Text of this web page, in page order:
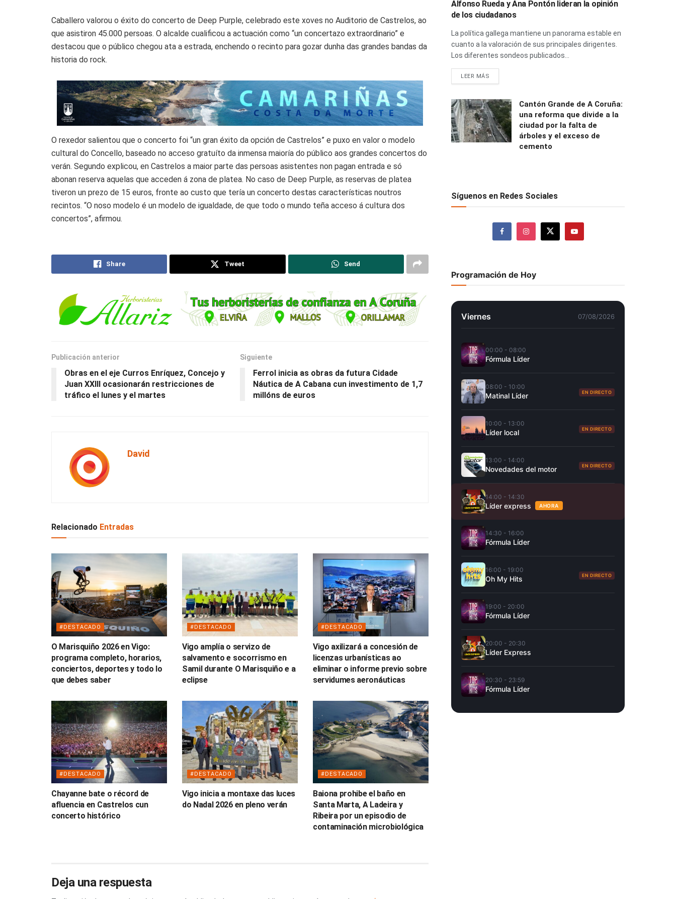
Caballero valorou o éxito do concerto de Deep Purple, celebrado este xoves no Auditorio de Castrelos, ao
que asistiron 45.000 persoas. O alcalde cualificou a actuación como “un concertazo extraordinario” e
destacou que o público chegou ata a estrada, enchendo o recinto para gozar dunha das grandes bandas da
historia do rock.
O rexedor salientou que o concerto foi “un gran éxito da opción de Castrelos” e puxo en valor o modelo
cultural do Concello, baseado no acceso gratuíto da inmensa maioría do público aos grandes concertos do
verán. Segundo explicou, en Castrelos a maior parte das persoas asistentes non pagan entrada e só
abonan reserva aquelas que acceden á zona de platea. No caso de Deep Purple, as reservas de platea
tiveron un prezo de 15 euros, fronte ao custo que tería un concerto destas características noutros
recintos. “O noso modelo é un modelo de igualdade, de que todo o mundo teña acceso á cultura dos
concertos”, afirmou.
Share Tweet Send
Publicación anterior
Obras en el eje Curros Enríquez, Concejo y
Juan XXIII ocasionarán restricciones de
tráfico el lunes y el martes
Siguiente
Ferrol inicia as obras da futura Cidade
Náutica de A Cabana cun investimento de 1,7
millóns de euros
David
Relacionado Entradas
#DESTACADO
O Marisquiño 2026 en Vigo:
programa completo, horarios,
conciertos, deportes y todo lo
que debes saber
#DESTACADO
Vigo amplía o servizo de
salvamento e socorrismo en
Samil durante O Marisquiño e a
eclipse
#DESTACADO
Vigo axilizará a concesión de
licenzas urbanísticas ao
eliminar o informe previo sobre
servidumes aeronáuticas
#DESTACADO
Chayanne bate o récord de
afluencia en Castrelos cun
concerto histórico
#DESTACADO
Vigo inicia a montaxe das luces
do Nadal 2026 en pleno verán
#DESTACADO
Baiona prohibe el baño en
Santa Marta, A Ladeira y
Ribeira por un episodio de
contaminación microbiológica
Deja una respuesta
Alfonso Rueda y Ana Pontón lideran la opinión
de los ciudadanos
La política gallega mantiene un panorama estable en
cuanto a la valoración de sus principales dirigentes.
Los diferentes sondeos publicados...
LEER MÁS
Cantón Grande de A Coruña:
una reforma que divide a la
ciudad por la falta de
árboles y el exceso de
cemento
Síguenos en Redes Sociales
Programación de Hoy
Viernes 07/08/2026
00:00 - 08:00
Fórmula Líder
08:00 - 10:00
Matinal Líder EN DIRECTO
10:00 - 13:00
Líder local EN DIRECTO
13:00 - 14:00
Novedades del motor EN DIRECTO
14:00 - 14:30
Líder express AHORA
14:30 - 16:00
Fórmula Líder
16:00 - 19:00
Oh My Hits EN DIRECTO
19:00 - 20:00
Fórmula Líder
20:00 - 20:30
Líder Express
20:30 - 23:59
Fórmula Líder